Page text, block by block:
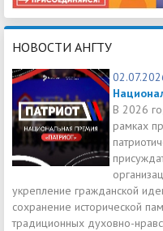
НОВОСТИ АНГТУ
В 2026
рамках
укрепление гражданской
сохранение исторической
традиционных духовно-